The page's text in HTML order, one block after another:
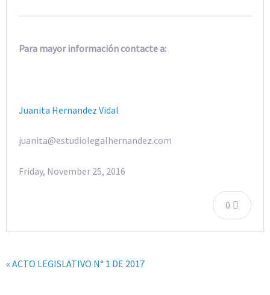
Para mayor información contacte a:
Juanita Hernandez Vidal
juanita@estudiolegalhernandez.com
Friday, November 25, 2016
0
« ACTO LEGISLATIVO N° 1 DE 2017